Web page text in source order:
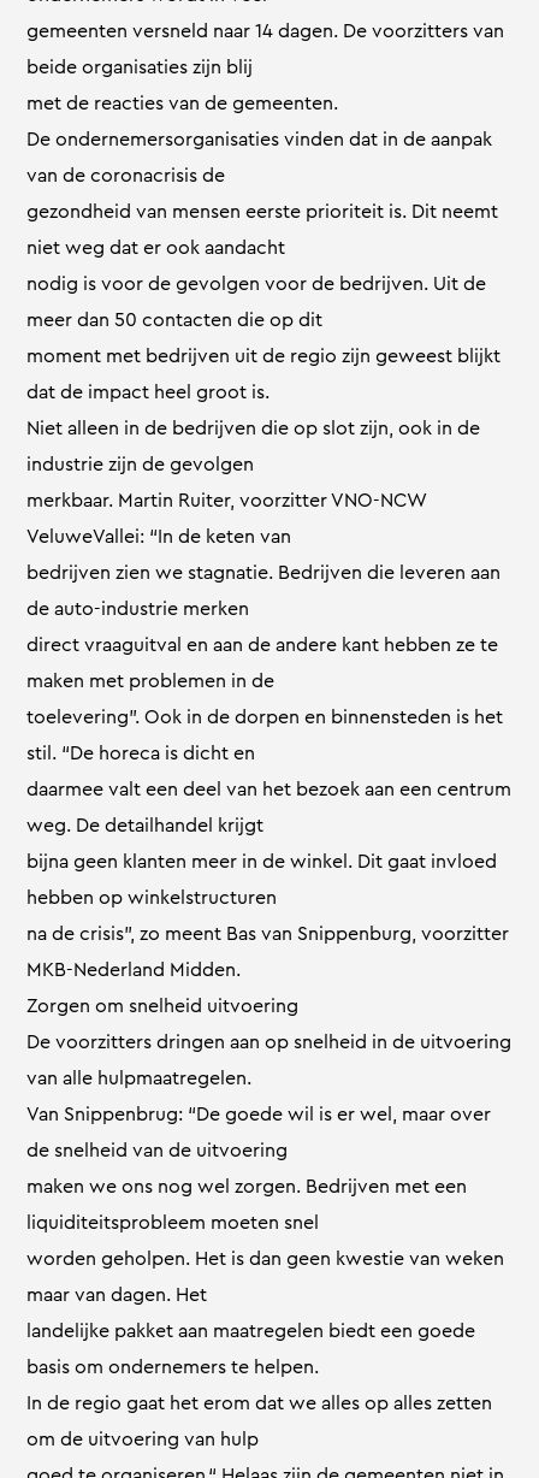
gemeenten versneld naar 14 dagen. De voorzitters van
beide organisaties zijn blij
met de reacties van de gemeenten.
De ondernemersorganisaties vinden dat in de aanpak
van de coronacrisis de
gezondheid van mensen eerste prioriteit is. Dit neemt
niet weg dat er ook aandacht
nodig is voor de gevolgen voor de bedrijven. Uit de
meer dan 50 contacten die op dit
moment met bedrijven uit de regio zijn geweest blijkt
dat de impact heel groot is.
Niet alleen in de bedrijven die op slot zijn, ook in de
industrie zijn de gevolgen
merkbaar. Martin Ruiter, voorzitter VNO-NCW
VeluweVallei: “In de keten van
bedrijven zien we stagnatie. Bedrijven die leveren aan
de auto-industrie merken
direct vraaguitval en aan de andere kant hebben ze te
maken met problemen in de
toelevering”. Ook in de dorpen en binnensteden is het
stil. “De horeca is dicht en
daarmee valt een deel van het bezoek aan een centrum
weg. De detailhandel krijgt
bijna geen klanten meer in de winkel. Dit gaat invloed
hebben op winkelstructuren
na de crisis”, zo meent Bas van Snippenburg, voorzitter
MKB-Nederland Midden.
Zorgen om snelheid uitvoering
De voorzitters dringen aan op snelheid in de uitvoering
van alle hulpmaatregelen.
Van Snippenbrug: “De goede wil is er wel, maar over
de snelheid van de uitvoering
maken we ons nog wel zorgen. Bedrijven met een
liquiditeitsprobleem moeten snel
worden geholpen. Het is dan geen kwestie van weken
maar van dagen. Het
landelijke pakket aan maatregelen biedt een goede
basis om ondernemers te helpen.
In de regio gaat het erom dat we alles op alles zetten
om de uitvoering van hulp